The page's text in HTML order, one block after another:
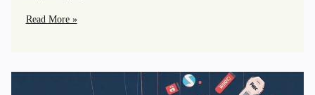
Топ-5
Read More »